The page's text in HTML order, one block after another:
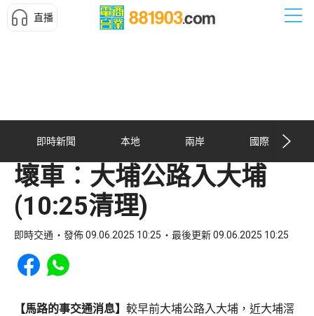
直播
即時新聞 本地 兩岸 國際
壞車︰大埔公路入大埔
(10:25清理)
即時交通 發佈 09.06.2025 10:25 最後更新 09.06.2025 10:25
Share to Facebook
Share to WhatsApp
【馬路的事交通消息】 較早前大埔公路入大埔，近大埔滘